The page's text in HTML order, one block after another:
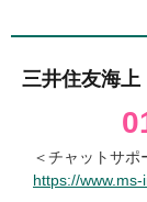
三井住友海
＜チャットサ
https://